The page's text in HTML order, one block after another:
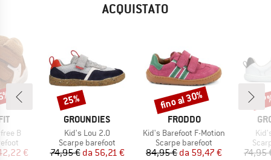
ACQUISTATO
B
ridotto
€
MARCHIO
GROUNDIES
Articolo
Kid's Lou 2.0
Gruppo di prodotti
Scarpe barefoot
Prezzo
74,95 € Prezzo ridotto
da 56,21 €
Sconto
25%
MARCHIO
FRODDO
Articolo
Kid's Barefoot F-Motion
Gruppo di prodotti
Scarpe barefoot
Prezzo
84,95 € Prezzo ridotto
da 59,47 €
Sconto
fino al 30%
74,95